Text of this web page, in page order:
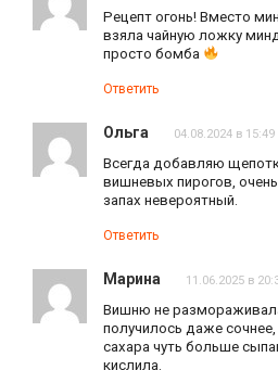
Рецепт огонь! Вместо
взяла чайную ложку
просто бомба
Ответить
Ольга 04.08.2024 в 15:49
Всегда добавляю
вишневых пирогов,
запах невероятный.
Ответить
Марина 11.06.2025 в
Вишню не
получилось даже
сахара чуть больше
кислила.